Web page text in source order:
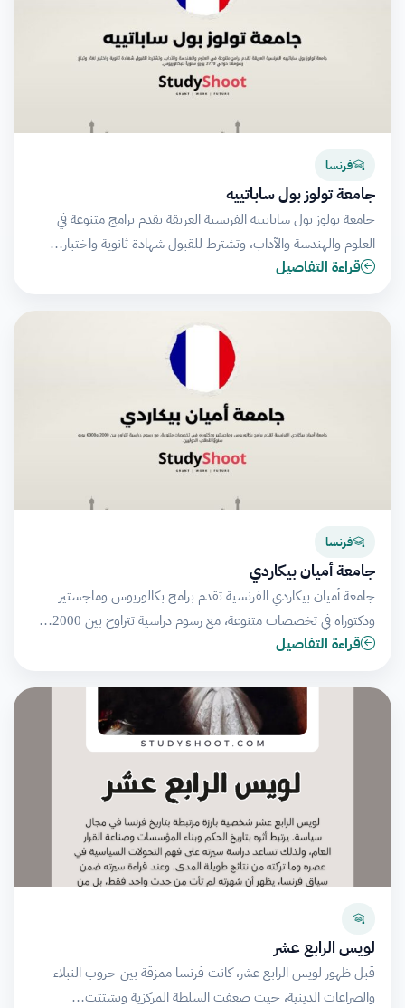
فرنسا
جامعة تولوز بول ساباتييه
جامعة تولوز بول ساباتييه الفرنسية العريقة تقدم برامج متنوعة في
العلوم والهندسة والآداب، وتشترط للقبول شهادة ثانوية واختبار…
قراءة التفاصيل
فرنسا
جامعة أميان بيكاردي
جامعة أميان بيكاردي الفرنسية تقدم برامج بكالوريوس وماجستير
ودكتوراه في تخصصات متنوعة، مع رسوم دراسية تتراوح بين 2000…
قراءة التفاصيل
لويس الرابع عشر
قبل ظهور لويس الرابع عشر، كانت فرنسا ممزقة بين حروب النبلاء
والصراعات الدينية، حيث ضعفت السلطة المركزية وتشتتت…